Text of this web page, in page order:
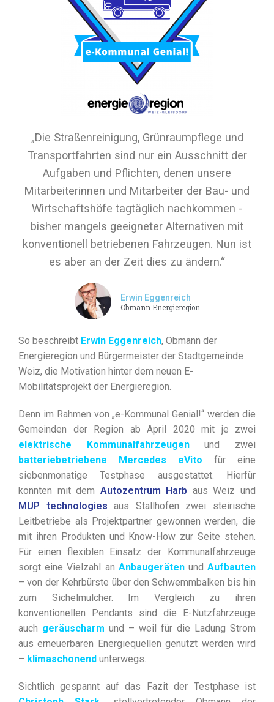
„Die Straßenreinigung, Grünraumpflege und
Transportfahrten sind nur ein Ausschnitt der
Aufgaben und Pflichten, denen unsere
Mitarbeiterinnen und Mitarbeiter der Bau- und
Wirtschaftshöfe tagtäglich nachkommen -
bisher mangels geeigneter Alternativen mit
konventionell betriebenen Fahrzeugen. Nun ist
es aber an der Zeit dies zu ändern.“
Erwin Eggenreich
Obmann Energieregion
So beschreibt Erwin Eggenreich, Obmann der
Energieregion und Bürgermeister der Stadtgemeinde
Weiz, die Motivation hinter dem neuen E-
Mobilitätsprojekt der Energieregion.
Denn im Rahmen von „e-Kommunal Genial!“ werden die
Gemeinden der Region ab April 2020 mit je zwei
elektrische Kommunalfahrzeugenund zwei
batteriebetriebene Mercedes eVito für eine
siebenmonatige Testphase ausgestattet. Hierfür
konnten mit dem Autozentrum Harb aus Weiz und
MUP technologies aus Stallhofen zwei steirische
Leitbetriebe als Projektpartner gewonnen werden, die
mit ihren Produkten und Know-How zur Seite stehen.
Für einen flexiblen Einsatz der Kommunalfahrzeuge
sorgt eine Vielzahl an AnbaugerätenundAufbauten
– von der Kehrbürste über den Schwemmbalken bis hin
zum Sichelmulcher. Im Vergleich zu ihren
konventionellen Pendants sind die E-Nutzfahrzeuge
auch geräuscharm und – weil für die Ladung Strom
aus erneuerbaren Energiequellen genutzt werden wird
– klimaschonend unterwegs.
Sichtlich gespannt auf das Fazit der Testphase ist